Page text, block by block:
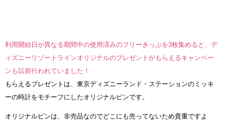
利用開始日が異なる期間中の使用済みのフリーきっぷを3枚集めると、デ
ィズニーリゾートラインオリジナルのプレゼントがもらえるキャンペー
ンも以前行われていました！
もらえるプレゼントは、東京ディズニーランド・ステーションのミッキ
ーの時計をモチーフにしたオリジナルピンです。
オリジナルピンは、非売品なのでどこにも売ってないため貴重ですよ